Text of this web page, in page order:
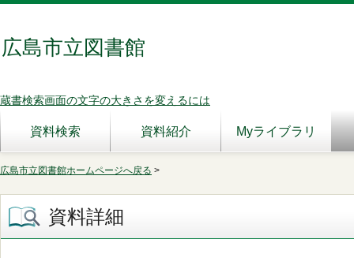
広島市立図書館
蔵書検索画面の文字の大きさを変えるには
資料検索 資料紹介 Myライブラリ
広島市立図書館ホームページへ戻る >
資料詳細